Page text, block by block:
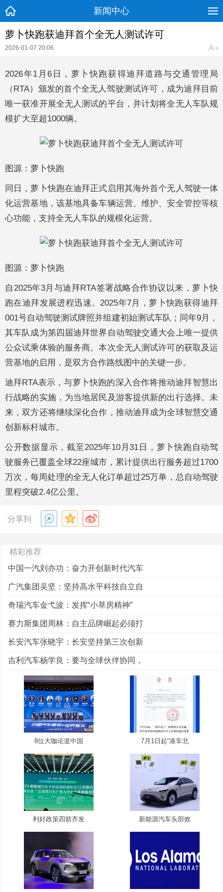
新闻中心
萝卜快跑获迪拜首个全无人测试许可
2026-01-07 20:06
2026年1月6日，萝卜快跑获得迪拜道路与交通管理局
（RTA）颁发的首个全无人驾驶测试许可，成为迪拜目前
唯一获准开展全无人测试的平台，并计划将全无人车队规
模扩大至超1000辆。
图源：萝卜快跑
同日，萝卜快跑在迪拜正式启用其海外首个无人驾驶一体
化运营基地，该基地具备车辆运营、维护、安全管控等核
心功能，支持全无人车队的规模化运营。
图源：萝卜快跑
自2025年3月与迪拜RTA签署战略合作协议以来，萝卜快
跑在迪拜发展进程迅速。2025年7月，萝卜快跑获得迪拜
001号自动驾驶测试牌照并组建初始测试车队；同年9月，
其车队成为第四届迪拜世界自动驾驶交通大会上唯一提供
公众试乘体验的服务商。本次全无人测试许可的获取及运
营基地的启用，是双方合作路线图中的关键一步。
迪拜RTA表示，与萝卜快跑的深入合作将推动迪拜智慧出
行战略的实施，为当地居民及游客提供新的出行选择。未
来，双方还将继续深化合作，推动迪拜成为全球智慧交通
创新标杆城市。
公开数据显示，截至2025年10月31日，萝卜快跑自动驾
驶服务已覆盖全球22座城市，累计提供出行服务超过1700
万次，每周处理的全无人化订单超过25万单，总自动驾驶
里程突破2.4亿公里。
分享到
精彩推荐
中国一汽刘亦功：奋力开创新时代汽车
广汽集团吴坚：坚持高水平科技自立自
奇瑞汽车金弋波：发挥“小草房精神”
赛力斯集团周林：自主品牌崛起必须打
长安汽车张晓宇：长安坚持第三次创新
吉利汽车杨学良：要与全球伙伴协同，
8位大咖论道中国 7月1日起“港车北
利好政策四箭齐发 新能源汽车头部效